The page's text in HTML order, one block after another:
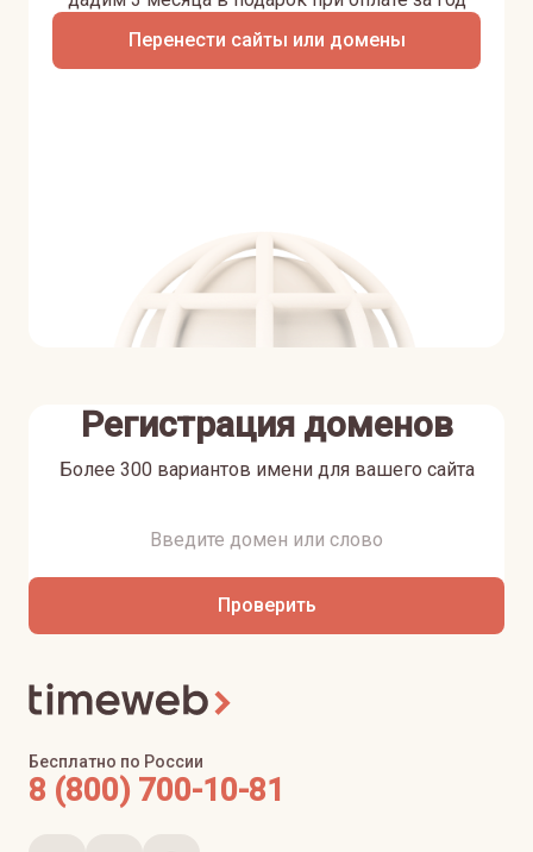
Перенести сайты или домены
Регистрация доменов
Более 300 вариантов имени для вашего сайта
Проверить
Бесплатно по России
8 (800) 700-10-81